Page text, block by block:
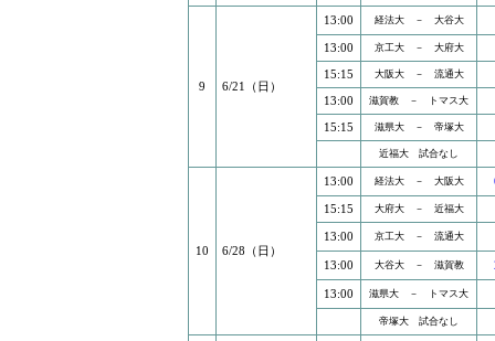
9 6/21（日）
13:00 経法大 － 大谷大
13:00 京工大 － 大府大
15:15 大阪大 － 流通大
13:00 滋賀教 － トマス大
15:15 滋県大 － 帝塚大
近福大 試合なし
10 6/28（日）
13:00 経法大 － 大阪大
15:15 大府大 － 近福大
13:00 京工大 － 流通大
13:00 大谷大 － 滋賀教
13:00 滋県大 － トマス大
帝塚大 試合なし